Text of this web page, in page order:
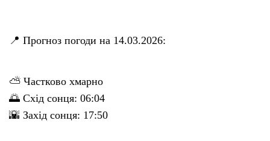
📍 Прогноз погоди на 14.03.2026:
⛅ Частково хмарно
🌅 Схід сонця: 06:04
🌇 Захід сонця: 17:50